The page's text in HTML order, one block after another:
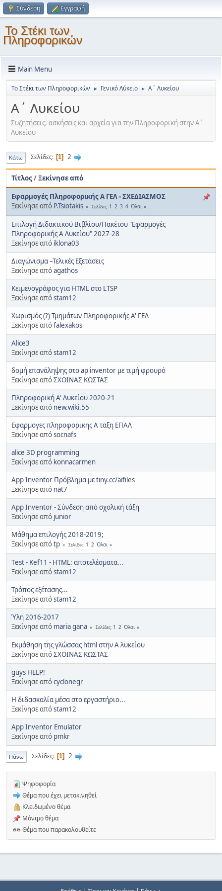
Σύνδεση Εγγραφή
Το Στέκι των
Πληροφορικών
Main Menu
Το Στέκι των Πληροφορικών ► Γενικό Λύκειο ► Α΄ Λυκείου
Α΄ Λυκείου
Συζητήσεις, ασκήσεις και αρχεία για την Πληροφορική στην Α΄
Λυκείου
Κάτω Σελίδες 1 2
Τίτλος/Ξεκίνησε από
Εφαρμογές Πληροφορικής Α ΓΕΛ - ΣΧΕΔΙΑΣΜΟΣ
Ξεκίνησε από P.Tsiotakis Σελίδες 1 2 3 4 Όλοι
Επιλογή Διδακτικού Βιβλίου/Πακέτου "Εφαρμογές
Πληροφορικής Α Λυκείου" 2027-28
Ξεκίνησε από iklona03
Διαγώνισμα –Τελικές Εξετάσεις
Ξεκίνησε απόagathos
Κειμενογράφος για HTML στο LTSP
Ξεκίνησε απόstam12
Χωρισμός (?) Τμημάτων Πληροφορικής Α' ΓΕΛ
Ξεκίνησε απόfalexakos
Alice3
Ξεκίνησε απόstam12
δομή επανάληψης στο ap inventor με τιμή φρουρό
Ξεκίνησε απόΣΧΟΙΝΑΣ ΚΩΣΤΑΣ
Πληροφορική Α' Λυκείου 2020-21
Ξεκίνησε από new.wiki.55
Εφαρμογες πληροφορικης Α ταξη ΕΠΑΛ
Ξεκίνησε απόsocnafs
alice 3D programming
Ξεκίνησε από konnacarmen
App Inventor Πρόβλημα με tiny.cc/aifiles
Ξεκίνησε από nat7
App Inventor - Σύνδεση από σχολική τάξη
Ξεκίνησε από junior
Μάθημα επιλογής 2018-2019;
Ξεκίνησε απόtp Σελίδες 1 2 Όλοι
Τest - Kef11 - HTML: αποτελέσματα...
Ξεκίνησε απόstam12
Τρόπος εξέτασης...
Ξεκίνησε απόstam12
Ύλη 2016-2017
Ξεκίνησε από maria gana Σελίδες 1 2 Όλοι
Εκμάθηση της γλώσσας html στην Α λυκείου
Ξεκίνησε απόΣΧΟΙΝΑΣ ΚΩΣΤΑΣ
guys HELP!
Ξεκίνησε απόcyclonegr
Η διδασκαλία μέσα στο εργαστήριο...
Ξεκίνησε απόstam12
App Inventor Emulator
Ξεκίνησε από pmkr
Πάνω Σελίδες 1 2
Ψηφοφορία
Θέμα που έχει μετακινηθεί
Κλειδωμένο θέμα
Μόνιμο θέμα
Θέμα που παρακολουθείτε